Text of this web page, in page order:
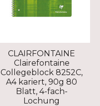
CLAIRFONTAINE
Clairefontaine
Collegeblock 8252C,
A4 kariert, 90g 80
Blatt, 4-fach-
Lochung